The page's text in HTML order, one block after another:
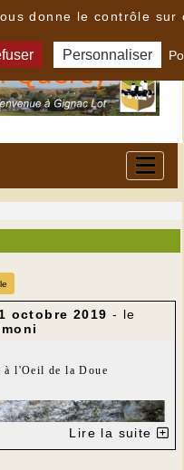
octobre 2019 - le
à l'Oeil de la Doue
Lire la suite
donne le contrôle sur
Personnaliser